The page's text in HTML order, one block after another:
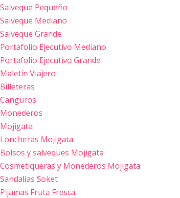
Salveque Pequeño
Salveque Mediano
Salveque Grande
Portafolio Ejecutivo Mediano
Portafolio Ejecutivo Grande
Maletín Viajero
Billeteras
Canguros
Monederos
Mojigata
Loncheras Mojigata
Bolsos y salveques Mojigata
Cosmetiqueras y Monederos Mojigata
Sandalias Soket
Pijamas Fruta Fresca